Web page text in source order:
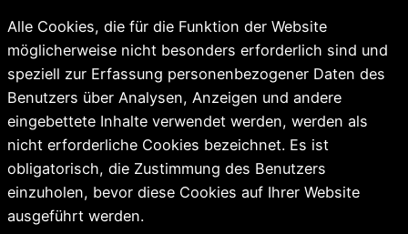
Alle Cookies, die für die Funktion der Website
möglicherweise nicht besonders erforderlich sind und
speziell zur Erfassung personenbezogener Daten des
Benutzers über Analysen, Anzeigen und andere
eingebettete Inhalte verwendet werden, werden als
nicht erforderliche Cookies bezeichnet. Es ist
obligatorisch, die Zustimmung des Benutzers
einzuholen, bevor diese Cookies auf Ihrer Website
ausgeführt werden.